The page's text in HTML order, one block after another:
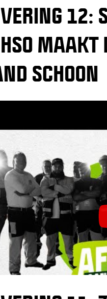
12:
MAAKT
SCHOON